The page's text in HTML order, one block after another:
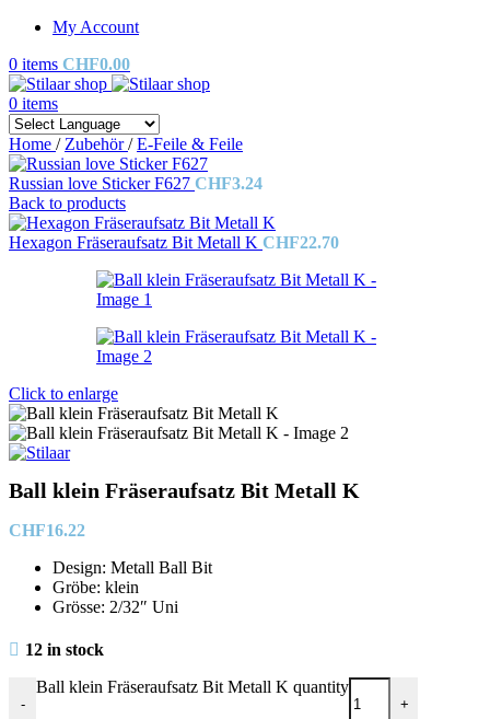
My Account
0 items CHF0.00
0 items
Home / Zubehör/ E-Feile & Feile
Russian love Sticker F627 CHF3.24
Back to products
Hexagon Fräseraufsatz Bit Metall K CHF22.70
Click to enlarge
Ball klein Fräseraufsatz Bit Metall K
CHF16.22
Design: Metall Ball Bit
Gröbe: klein
Grösse: 2/32″ Uni
12 in stock
-
Ball klein Fräseraufsatz Bit Metall K quantity
+